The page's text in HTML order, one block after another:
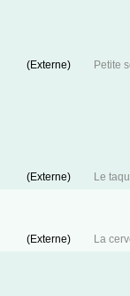
(Externe)
Petite
(Externe)
Le
(Externe)
La